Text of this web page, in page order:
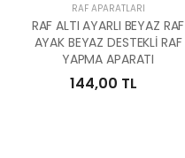
RAF APARATLARI
RAF ALTI AYARLI BEYAZ RAF
AYAK BEYAZ DESTEKLİ RAF
YAPMA APARATI
144,00 TL